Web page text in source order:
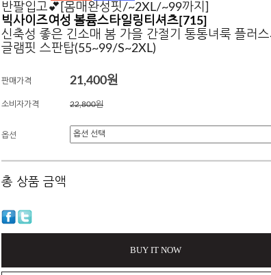
반팔입고💕[몸매완성핏/~2XL/~99까지]
빅사이즈여성 볼륨스타일링티셔츠[715]
신축성 좋은 긴소매 봄 가을 간절기 통통녀룩 플러
글램핏 스판탑(55~99/S~2XL)
판매가격 21,400원
소비자가격 22,800원
옵션
총 상품 금액
BUY IT NOW